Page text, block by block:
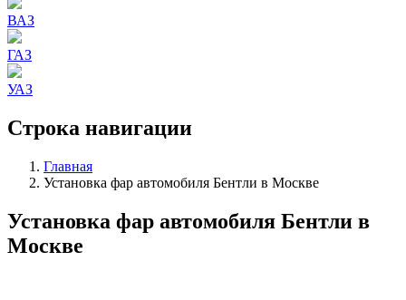
ВАЗ
ГАЗ
УАЗ
Строка навигации
Главная
Установка фар автомобиля Бентли в Москве
Установка фар автомобиля Бентли в
Москве